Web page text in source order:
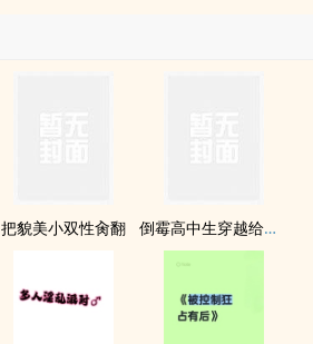
把貌美小双性肏翻 倒霉高中生穿越给龙傲天做老婆